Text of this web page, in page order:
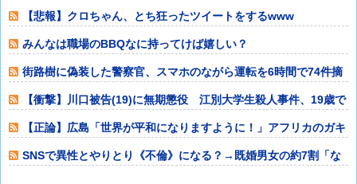
【悲報】クロちゃん、とち狂ったツイートをするwww
みんなは職場のBBQなに持ってけば嬉しい？
街路樹に偽装した警察官、スマホのながら運転を6時間で74件摘
発（アメリカ
【衝撃】川口被告(19)に無期懲役 江別大学生殺人事件、19歳で
取り返し
【正論】広島「世界が平和になりますように！」アフリカのガキ
SNSで異性とやりとり《不倫》になる？→既婚男女の約7割「な